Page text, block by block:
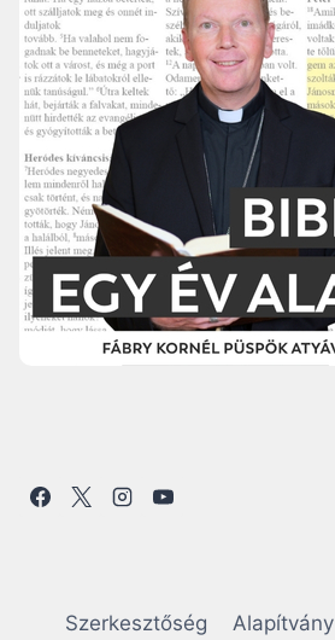
Szerkesztőség Alapítvány